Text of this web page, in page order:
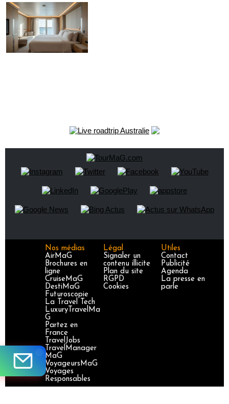
Nos médias
AirMaG
Brochures en
ligne
CruiseMaG
DestiMaG
Futuroscopie
La Travel Tech
LuxuryTravelMa
G
Partez en
France
TravelJobs
TravelManager
MaG
VoyageursMaG
Voyages
Responsables
Légal
Signaler un
contenu illicite
Plan du site
RGPD
Cookies
Utiles
Contact
Publicité
Agenda
La presse en
parle